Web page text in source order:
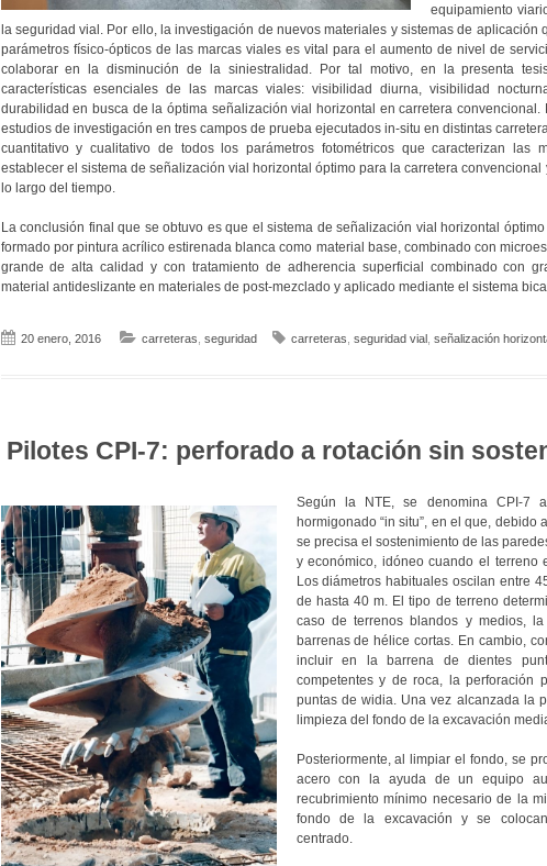
equipamiento
la seguridad vial. Por ello, la investigación de nuevos materiales y sistemas de aplicación
parámetros físico-ópticos de las marcas viales es vital para el aumento de nivel de
colaborar en la disminución de la siniestralidad. Por tal motivo, en la presenta
características esenciales de las marcas viales: visibilidad diurna, visibilidad
durabilidad en busca de la óptima señalización vial horizontal en carretera
estudios de investigación en tres campos de prueba ejecutados in-situ en distintas
cuantitativo y cualitativo de todos los parámetros fotométricos que caracterizan las
establecer el sistema de señalización vial horizontal óptimo para la carretera convencional
lo largo del tiempo.
La conclusión final que se obtuvo es que el sistema de señalización vial horizontal
formado por pintura acrílico estirenada blanca como material base, combinado con
grande de alta calidad y con tratamiento de adherencia superficial combinado con
material antideslizante en materiales de post-mezclado y aplicado mediante el sistema
20 enero, 2016 carreteras seguridad carreteras seguridad vial, señalización
Pilotes CPI-7: perforado a rotación sin
Según la NTE, se denomina CPI-7
hormigonado “in situ”, en el que, debido
se precisa el sostenimiento de las
y económico, idóneo cuando el terreno
Los diámetros habituales oscilan entre
de hasta 40 m. El tipo de terreno
caso de terrenos blandos y medios,
barrenas de hélice cortas. En cambio,
incluir en la barrena de dientes
competentes y de roca, la perforación
puntas de widia. Una vez alcanzada la
limpieza del fondo de la excavación
Posteriormente, al limpiar el fondo, se
acero con la ayuda de un equipo
recubrimiento mínimo necesario de la
fondo de la excavación y se
centrado.